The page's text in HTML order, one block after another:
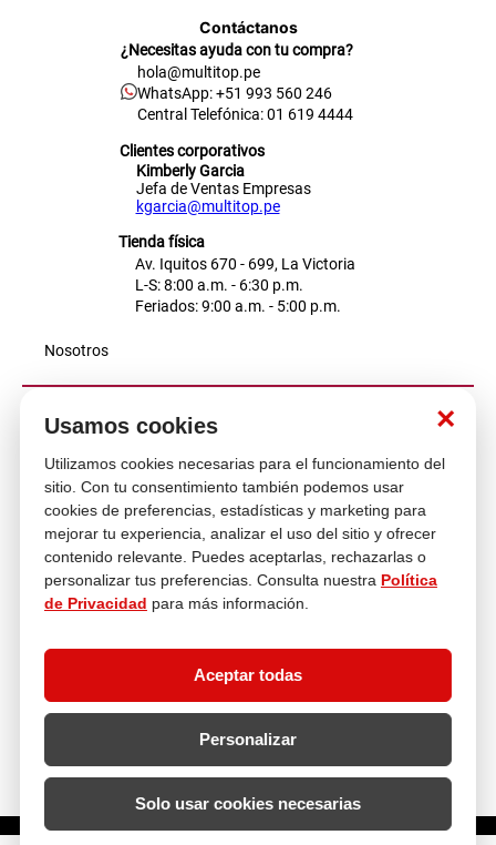
×
Usamos cookies
Utilizamos cookies necesarias para el funcionamiento del
sitio. Con tu consentimiento también podemos usar
cookies de preferencias, estadísticas y marketing para
mejorar tu experiencia, analizar el uso del sitio y ofrecer
contenido relevante. Puedes aceptarlas, rechazarlas o
personalizar tus preferencias. Consulta nuestra Política
de Privacidad para más información.
Aceptar todas
Personalizar
Solo usar cookies necesarias
Contáctanos
¿Necesitas ayuda con tu compra?
hola@multitop.pe
WhatsApp: +51 993 560 246
Central Telefónica: 01 619 4444
Clientes corporativos
Kimberly Garcia
Jefa de Ventas Empresas
kgarcia@multitop.pe
Tienda física
Av. Iquitos 670 - 699, La Victoria
L-S: 8:00 a.m. - 6:30 p.m.
Feriados: 9:00 a.m. - 5:00 p.m.
Nosotros
Atención al cliente
Descubre más